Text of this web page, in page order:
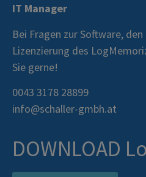
IT Manager
Bei Fragen zur Software,
Lizenzierung des
Sie gerne!
0043 3178 28899
info@schaller-gmbh.at
DOWNLOAD